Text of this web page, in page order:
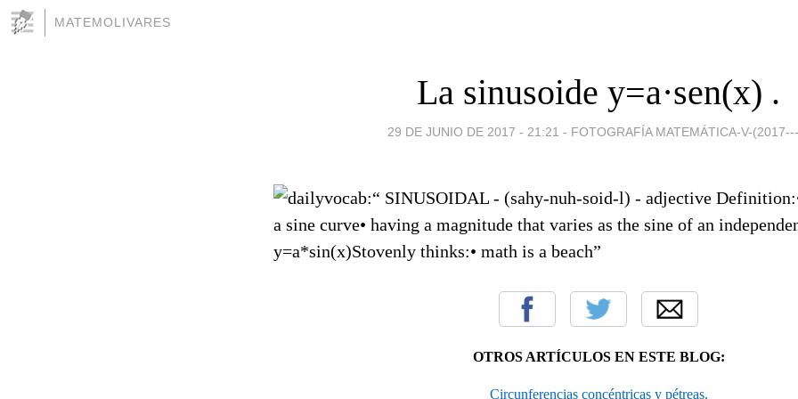
MATEMOLIVARES
La sinusoide y=a·sen(x) .
29 DE JUNIO DE 2017 - 21:21 - FOTOGRAFÍA MATEMÁTICA-V-
OTROS ARTÍCULOS EN ESTE BLOG:
Circunferencias concéntricas y pétreas.